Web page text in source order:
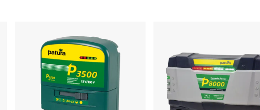
Spændingsgiver P3500 Patura